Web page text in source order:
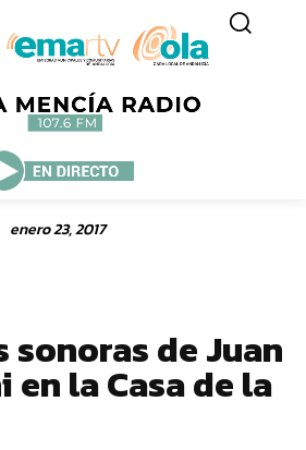
enero 23, 2017
sonoras de Juan
en la Casa de la